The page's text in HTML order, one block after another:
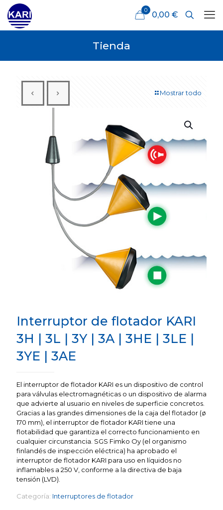
0 0,00 €
Tienda
Mostrar todo
Interruptor de flotador KARI
3H | 3L | 3Y | 3A | 3HE | 3LE |
3YE | 3AE
El interruptor de flotador KARI es un dispositivo de control
para válvulas electromagnéticas o un dispositivo de alarma
que advierte al usuario en niveles de superficie concretos.
Gracias a las grandes dimensiones de la caja del flotador (ø
170 mm), el interruptor de flotador KARI tiene una
flotabilidad que garantiza el correcto funcionamiento en
cualquier circunstancia. SGS Fimko Oy (el organismo
finlandés de inspección eléctrica) ha aprobado el
interruptor de flotador KARI para uso en líquidos no
inflamables a 250 V, conforme a la directiva de baja
tensión (LVD).
Categoría: Interruptores de flotador